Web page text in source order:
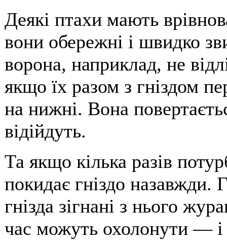
Деякі птахи мають
вони обережні і швидко
ворона, наприклад, не
якщо їх разом з гніздом
на нижні. Вона
відійдуть.
Та якщо кілька разів
покидає гніздо назавжди.
гнізда зігнані з нього
час можуть охолонути — і